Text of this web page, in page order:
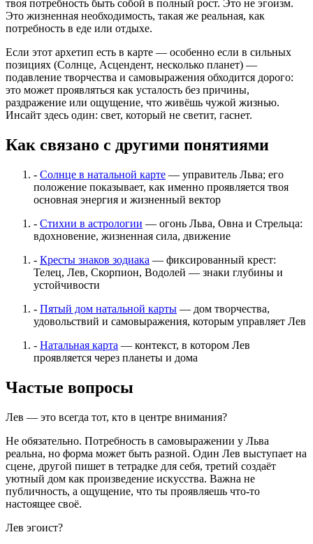
твоя потребность быть собой в полный рост. Это не эгоизм.
Это жизненная необходимость, такая же реальная, как
потребность в еде или отдыхе.
Если этот архетип есть в карте — особенно если в сильных
позициях (Солнце, Асцендент, несколько планет) —
подавление творчества и самовыражения обходится дорого:
это может проявляться как усталость без причины,
раздражение или ощущение, что живёшь чужой жизнью.
Инсайт здесь один: свет, который не светит, гаснет.
Как связано с другими понятиями
- Солнце в натальной карте — управитель Льва; его
положение показывает, как именно проявляется твоя
основная энергия и жизненный вектор
- Стихии в астрологии — огонь Льва, Овна и Стрельца:
вдохновение, жизненная сила, движение
- Кресты знаков зодиака — фиксированный крест:
Телец, Лев, Скорпион, Водолей — знаки глубины и
устойчивости
- Пятый дом натальной карты — дом творчества,
удовольствий и самовыражения, которым управляет Лев
- Натальная карта — контекст, в котором Лев
проявляется через планеты и дома
Частые вопросы
Лев — это всегда тот, кто в центре внимания?
Не обязательно. Потребность в самовыражении у Льва
реальна, но форма может быть разной. Один Лев выступает на
сцене, другой пишет в тетрадке для себя, третий создаёт
уютный дом как произведение искусства. Важна не
публичность, а ощущение, что ты проявляешь что-то
настоящее своё.
Лев эгоист?